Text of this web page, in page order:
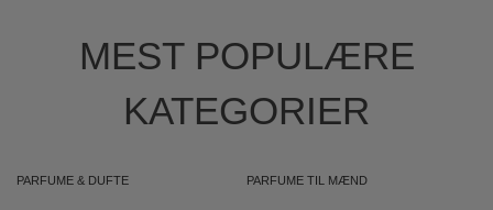
MEST POPULÆRE
KATEGORIER
PARFUME & DUFTE PARFUME TIL MÆND